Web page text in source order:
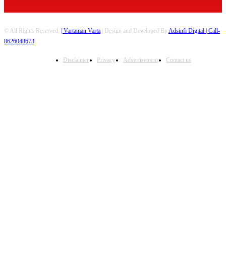
© All Rights Reserved. | Vartaman Varta | Design and Developed ByAdsinfi Digital | Call-
8626048673
Disclaimer Privacy Advertisement Contact us